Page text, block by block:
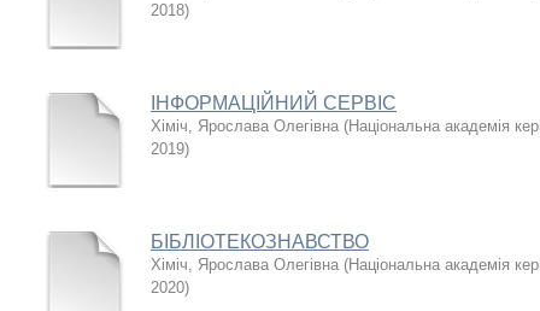
2018)
ІНФОРМАЦІЙНИЙ СЕРВІС
Хіміч, Ярослава Олегівна (Національна академія
2019)
БІБЛІОТЕКОЗНАВСТВО
Хіміч, Ярослава Олегівна (Національна академія
2020)